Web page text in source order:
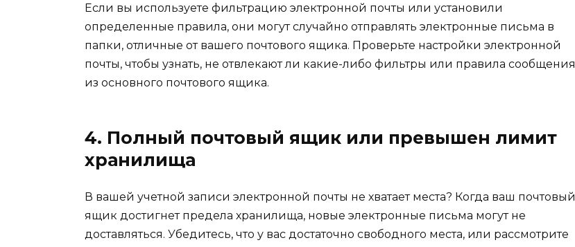
Если вы используете фильтрацию электронной почты или установили
определенные правила, они могут случайно отправлять электронные письма в
папки, отличные от вашего почтового ящика. Проверьте настройки электронной
почты, чтобы узнать, не отвлекают ли какие-либо фильтры или правила сообщения
из основного почтового ящика.
4. Полный почтовый ящик или превышен лимит
хранилища
В вашей учетной записи электронной почты не хватает места? Когда ваш почтовый
ящик достигнет предела хранилища, новые электронные письма могут не
доставляться. Убедитесь, что у вас достаточно свободного места, или рассмотрите